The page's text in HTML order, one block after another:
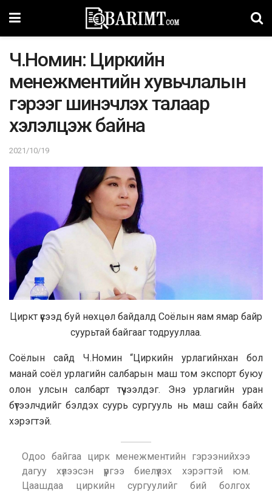
Ч.Номин: Циркийн
менежментийн хувьчлалын
гэрээг шинэчлэх талаар
хэлэлцэж байна
2021/10/19
Циркт үүсээд буй нөхцөл байдалд Соёлын яам ямар байр
суурьтай байгааг тодрууллаа.
Соёлын сайд Ч.Номин “Циркийн урлагийнхан бол
манай соёл урлагийн салбарын маш том экспорт буюу
олон улсын салбарт түүчээлдэг. Энэ урлагийн уран
бүтээлчдийг бэлдэх суурь сургууль нь маш сайн байх
хэрэгтэй.
Одоо байгаа цирк менежментийн гэрээнийхээ
дагуу хүлээсэн үүргээ биелүүлэх хэрэгтэй юм.
Цаашдаа циркийн сургуулийг бий болгох